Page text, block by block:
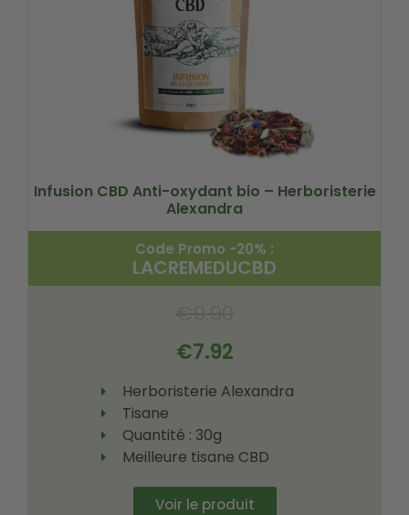
Infusion CBD Anti-oxydant bio – Herboristerie
Alexandra
Code Promo -20% :
LACREMEDUCBD
€7.92
Herboristerie Alexandra
Tisane
Quantité : 30g
Meilleure tisane CBD
Voir le produit